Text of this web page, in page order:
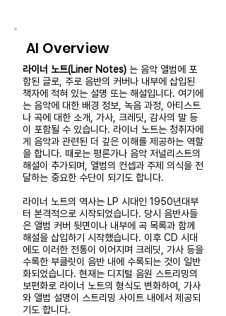
AI Overview
라이너 노트(Liner Notes) 는 음악 앨범에 포
함된 글로, 주로 음반의 커버나 내부에 삽입된
책자에 적혀 있는 설명 또는 해설입니다. 여기에
는 음악에 대한 배경 정보, 녹음 과정, 아티스트
나 곡에 대한 소개, 가사, 크레딧, 감사의 말 등
이 포함될 수 있습니다. 라이너 노트는 청취자에
게 음악과 관련된 더 깊은 이해를 제공하는 역할
을 합니다. 때로는 평론가나 음악 저널리스트의
해설이 추가되며, 앨범의 컨셉과 주제 의식을 전
달하는 중요한 수단이 되기도 합니다.
라이너 노트의 역사는 LP 시대인 1950년대부
터 본격적으로 시작되었습니다. 당시 음반사들
은 앨범 커버 뒷면이나 내부에 곡 목록과 함께
해설을 삽입하기 시작했습니다. 이후 CD 시대
에도 이러한 전통이 이어지며 크레딧, 가사 등을
수록한 부클릿이 음반 내에 수록되는 것이 일반
화되었습니다. 현재는 디지털 음원 스트리밍의
보편화로 라이너 노트의 형식도 변화하여, 가사
와 앨범 설명이 스트리밍 사이트 내에서 제공되
기도 합니다.